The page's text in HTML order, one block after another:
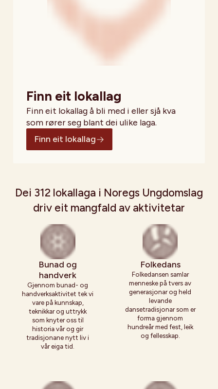
Finn eit lokallag
Finn eit lokallag å bli med i eller sjå kva
som rører seg blant dei ulike laga.
Finn eit lokallag
Dei 312 lokallaga i Noregs Ungdomslag
driv eit mangfald av aktivitetar
Bunad og
handverk
Gjennom bunad- og
handverksaktivitet tek vi
vare på kunnskap,
teknikkar og uttrykk
som knyter oss til
historia vår og gir
tradisjonane nytt liv i
vår eiga tid.
Folkedans
Folkedansen samlar
menneske på tvers av
generasjonar og held
levande
dansetradisjonar som er
forma gjennom
hundreår med fest, leik
og fellesskap.